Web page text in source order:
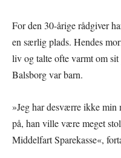
For den 30-årige rådgiver
en særlig plads. Hendes
liv og talte ofte varmt om
Balsborg var barn.
»Jeg har desværre ikke
på, han ville være meget
Middelfart Sparekasse«,